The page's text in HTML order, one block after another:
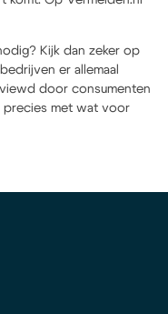
Kijk dan zeker op
er allemaal
door consumenten
precies met wat voor